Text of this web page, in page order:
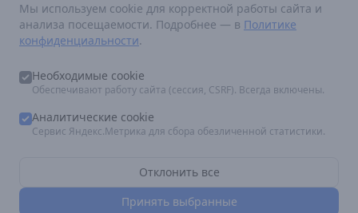
Нормативные документы
Постановление Правительства РФ от 16 августа 2021 г N 1338
Правила посещения кинотеатра
По вопросам размещения рекламы:
marketing.epicentr@mail.ru
ООО "Полевая Кухня", ИНН 3906107125, юр. адрес: 236011, г.
Калининград, ул. Судостроительная, 75
Мы используем cookie для корректной работы сайта и
анализа посещаемости. Подробнее — в Политике
конфиденциальности.
Необходимые cookie
Обеспечивают работу сайта (сессия, CSRF). Всегда включены.
Аналитические cookie
Сервис Яндекс.Метрика для сбора обезличенной статистики.
Отклонить все
Принять выбранные